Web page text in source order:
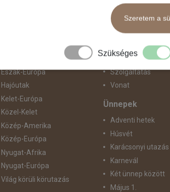
Észak-Európa
Hajóutak
Kelet-Európa
Közel-Kelet
Közép-Amerika
Közép-Európa
Nyugat-Afrika
Nyugat-Európa
Világ körüli körutazás
Fly & Drive
Hajó
repülő+busz
repülő+hajó
Repülővel
Szolgáltatás
Vonat
Ünnepek
Adventi hetek
Húsvét
Karácsonyi utazás
Karnevál
Két ünnep között
Május 1.
Szeretem a
Szükséges